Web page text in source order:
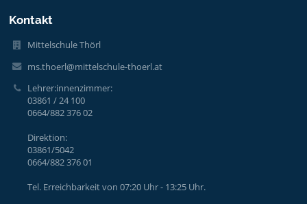
Kontakt
Mittelschule Thörl
ms.thoerl@mittelschule-thoerl.at
Lehrer:innenzimmer:
03861 / 24 100
0664/882 376 02
Direktion:
03861/5042
0664/882 376 01
Tel. Erreichbarkeit von 07:20 Uhr - 13:25 Uhr.